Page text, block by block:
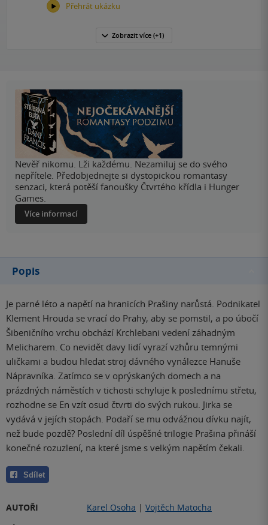
Přehrát ukázku
Zobrazit více (+1)
Nevěř nikomu. Lži každému. Nezamiluj se do svého
nepřítele. Předobjednejte si dystopickou romantasy
senzaci, která potěší fanoušky Čtvrtého křídla i Hunger
Games.
Více informací
Popis
Je parné léto a napětí na hranicích Prašiny narůstá. Podnikatel
Klement Hrouda se vrací do Prahy, aby se pomstil, a po úbočí
Šibeničního vrchu obchází Krchlebani vedení záhadným
Melicharem. Co nevidět davy lidí vyrazí vzhůru temnými
uličkami a budou hledat stroj dávného vynálezce Hanuše
Nápravníka. Zatímco se v oprýskaných domech a na
prázdných náměstích v tichosti schyluje k poslednímu střetu,
rozhodne se En vzít osud čtvrti do svých rukou. Jirka se
vydává v jejích stopách. Podaří se mu odvážnou dívku najít,
než bude pozdě? Poslední díl úspěšné trilogie Prašina přináší
konečné rozuzlení, na které jsme s velkým napětím čekali.
Sdílet
AUTOŘI Karel Osoha | Vojtěch Matocha